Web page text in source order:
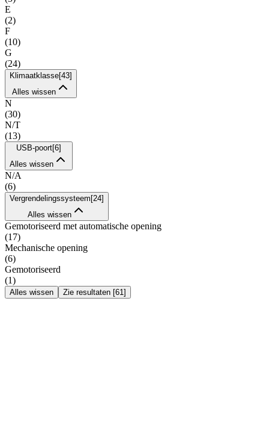
E
(2)
F
(10)
G
(24)
Klimaatklasse[43]
Alles wissen
N
(30)
N/T
(13)
USB-poort[6]
Alles wissen
N/A
(6)
Vergrendelingssysteem [24]
Alles wissen
Gemotoriseerd met automatische opening
(17)
Mechanische opening
(6)
Gemotoriseerd
(1)
Alles wissen Zie resultaten [61 ]